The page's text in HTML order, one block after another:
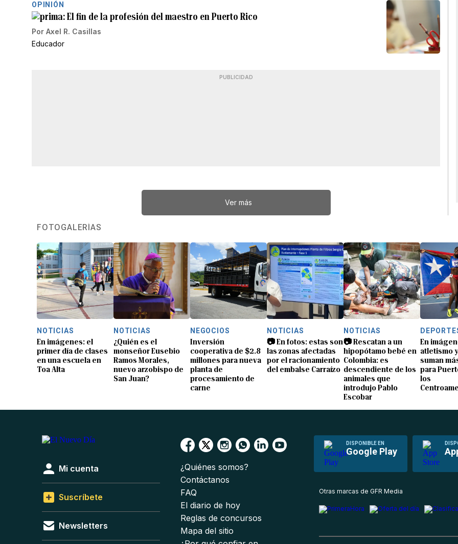
OPINIÓN
El fin de la profesión del maestro en Puerto Rico
Por Axel R. Casillas
Educador
PUBLICIDAD
Ver más
FOTOGALERÍAS
NOTICIAS
En imágenes: el
primer día de clases
en una escuela en
Toa Alta
NOTICIAS
¿Quién es el
monseñor Eusebio
Ramos Morales,
nuevo arzobispo de
San Juan?
NEGOCIOS
Inversión
cooperativa de $2.8
millones para nueva
planta de
procesamiento de
carne
NOTICIAS
📷 En fotos: estas son
las zonas afectadas
por el racionamiento
del embalse Carraízo
NOTICIAS
📷 Rescatan a un
hipopótamo bebé en
Colombia: es
descendiente de los
animales que
introdujo Pablo
Escobar
En
atletismo
suman
para
los
DISPONIBLE EN
Google Play
Mi cuenta
Suscríbete
Newsletters
¿Quiénes somos?
Contáctanos
FAQ
El diario de hoy
Reglas de concursos
Mapa del sitio
Otras marcas de GFR Media